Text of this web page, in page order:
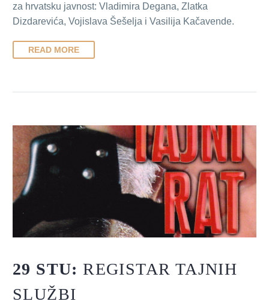
za hrvatsku javnost: Vladimira Degana, Zlatka
Dizdarevića, Vojislava Šešelja i Vasilija Kačavende.
READ MORE
29 STU:REGISTAR TAJNIH
SLUŽBI